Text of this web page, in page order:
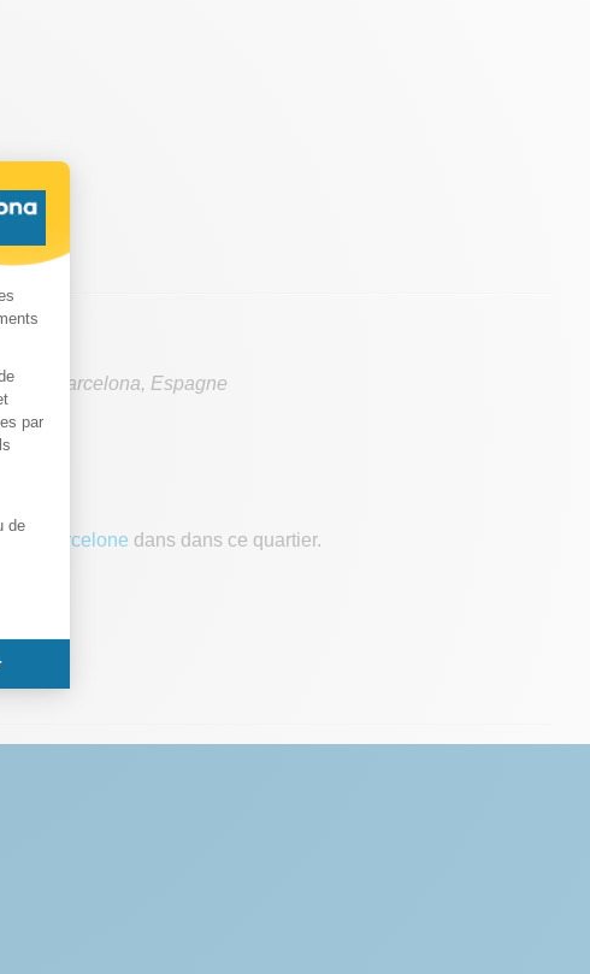
Barcelona, Espagne
196
à barcelone dans dans ce quartier.